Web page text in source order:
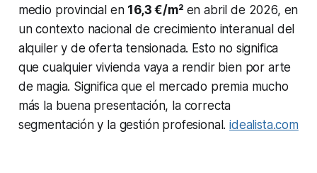
medio provincial en 16,3 €/m²en abril de 2026, en
un contexto nacional de crecimiento interanual del
alquiler y de oferta tensionada. Esto no significa
que cualquier vivienda vaya a rendir bien por arte
de magia. Significa que el mercado premia mucho
más la buena presentación, la correcta
segmentación y la gestión profesional.idealista.com